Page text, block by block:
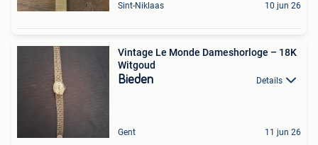
Sint-Niklaas 10 jun 26
Vintage Le Monde Dameshorloge – 18K
Witgoud
Bieden Details
Gent 11 jun 26